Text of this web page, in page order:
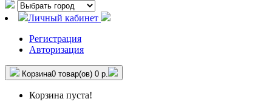
Личный кабинет
Регистрация
Авторизация
Корзина0 товар(ов) 0 р.
Корзина пуста!